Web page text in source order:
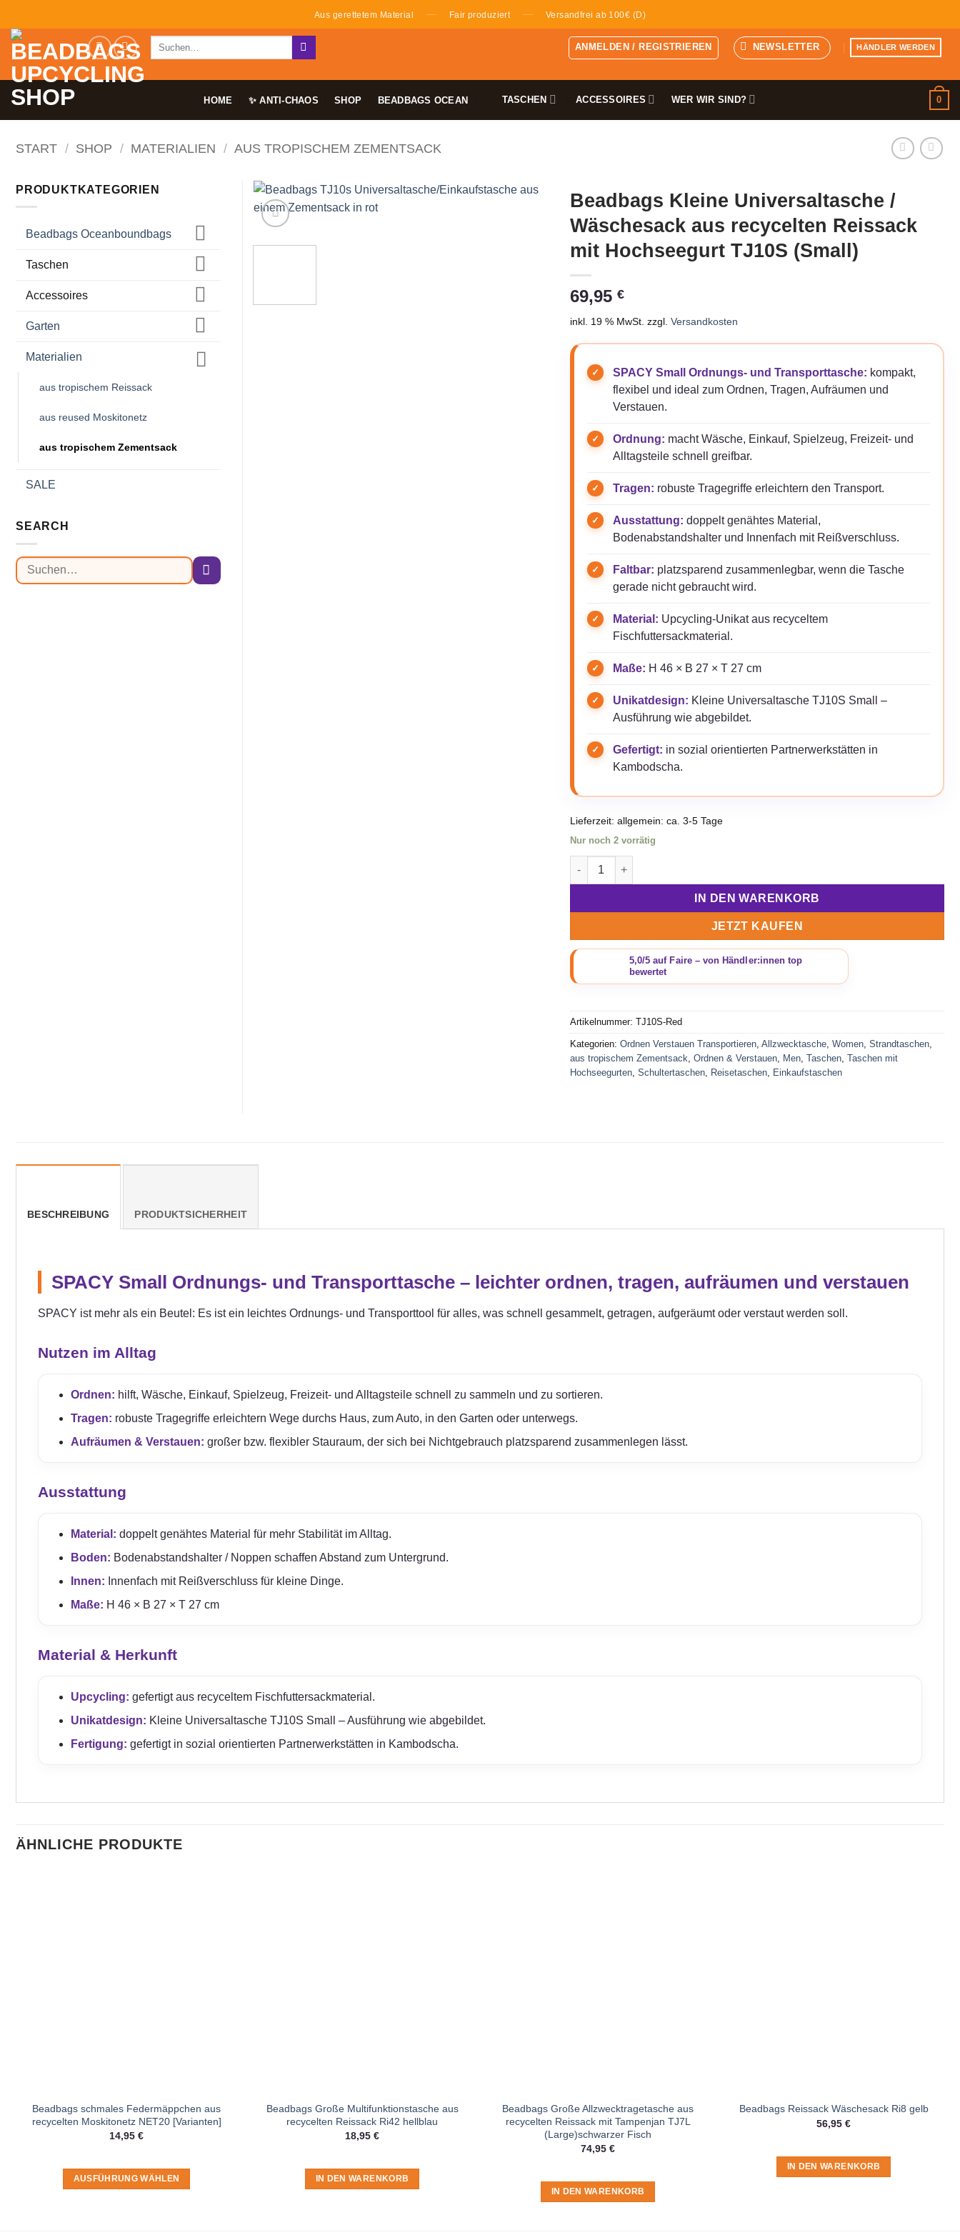
Inhalt
springen
Aus gerettetem Material — Fair produziert — Versandfrei ab 100€ (D)
Suchen
ANMELDEN / REGISTRIEREN NEWSLETTER HÄNDLER WERDEN
HOME ✨ ANTI-CHAOS SHOP BEADBAGS OCEAN TASCHEN ACCESSOIRES WER WIR SIND? 0
START / SHOP / MATERIALIEN / AUS TROPISCHEM ZEMENTSACK
Beadbags Kleine Universaltasche /
Wäschesack aus recycelten Reissack
mit Hochseegurt TJ10S (Small)
69,95 €
inkl. 19 % MwSt. zzgl. Versandkosten
SPACY Small Ordnungs- und Transporttasche: kompakt,
flexibel und ideal zum Ordnen, Tragen, Aufräumen und
Verstauen.
Ordnung: macht Wäsche, Einkauf, Spielzeug, Freizeit- und
Alltagsteile schnell greifbar.
Tragen: robuste Tragegriffe erleichtern den Transport.
Ausstattung: doppelt genähtes Material,
Bodenabstandshalter und Innenfach mit Reißverschluss.
Faltbar: platzsparend zusammenlegbar, wenn die Tasche
gerade nicht gebraucht wird.
Material: Upcycling-Unikat aus recyceltem
Fischfuttersackmaterial.
Maße: H 46 × B 27 × T 27 cm
Unikatdesign: Kleine Universaltasche TJ10S Small –
Ausführung wie abgebildet.
Gefertigt: in sozial orientierten Partnerwerkstätten in
Kambodscha.
Lieferzeit: allgemein: ca. 3-5 Tage
Nur noch 2 vorrätig
Beadbags Kleine Universaltasche / Wäschesack aus recycelten Reissack mit
IN DEN WARENKORB
JETZT KAUFEN
Artikelnummer: TJ10S-Red
Kategorien: Ordnen Verstauen Transportieren, Allzwecktasche, Women, Strandtaschen,
aus tropischem Zementsack Ordnen & Verstauen, Men, Taschen, Taschen mit
Hochseegurten, Schultertaschen, Reisetaschen, Einkaufstaschen
PRODUKTKATEGORIEN
Beadbags Oceanboundbags
Taschen
Accessoires
Garten
Materialien
aus tropischem Reissack
aus reused Moskitonetz
aus tropischem Zementsack
SALE
SEARCH
Suchen
nach:
BESCHREIBUNG PRODUKTSICHERHEIT
SPACY Small Ordnungs- und Transporttasche – leichter ordnen, tragen, aufräumen und verstauen
SPACY ist mehr als ein Beutel: Es ist ein leichtes Ordnungs- und Transporttool für alles, was schnell gesammelt, getragen, aufgeräumt oder verstaut werden soll.
Nutzen im Alltag
Ordnen: hilft, Wäsche, Einkauf, Spielzeug, Freizeit- und Alltagsteile schnell zu sammeln und zu sortieren.
Tragen: robuste Tragegriffe erleichtern Wege durchs Haus, zum Auto, in den Garten oder unterwegs.
Aufräumen & Verstauen: großer bzw. flexibler Stauraum, der sich bei Nichtgebrauch platzsparend zusammenlegen lässt.
Ausstattung
Material: doppelt genähtes Material für mehr Stabilität im Alltag.
Boden: Bodenabstandshalter / Noppen schaffen Abstand zum Untergrund.
Innen: Innenfach mit Reißverschluss für kleine Dinge.
Maße: H 46 × B 27 × T 27 cm
Material & Herkunft
Upcycling: gefertigt aus recyceltem Fischfuttersackmaterial.
Unikatdesign: Kleine Universaltasche TJ10S Small – Ausführung wie abgebildet.
Fertigung: gefertigt in sozial orientierten Partnerwerkstätten in Kambodscha.
ÄHNLICHE PRODUKTE
Beadbags schmales Federmäppchen aus
recycelten Moskitonetz NET20 [Varianten]
14,95 €
AUSFÜHRUNG WÄHLEN
Beadbags Große Multifunktionstasche aus
recycelten Reissack Ri42 hellblau
18,95 €
IN DEN WARENKORB
Beadbags Große Allzwecktragetasche aus
recycelten Reissack mit Tampenjan TJ7L
(Large)schwarzer Fisch
74,95 €
IN DEN WARENKORB
Beadbags Reissack Wäschesack Ri8 gelb
56,95 €
IN DEN WARENKORB